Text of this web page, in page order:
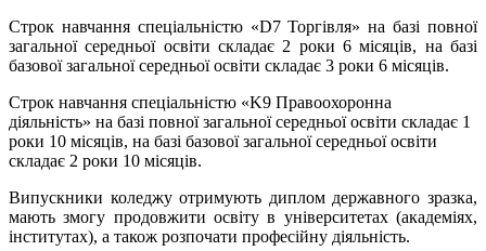
Строк навчання спеціальністю «D7 Торгівля» на базі повної
загальної середньої освіти складає 2 роки 6 місяців, на базі
базової загальної середньої освіти складає 3 роки 6 місяців.
Строк навчання спеціальністю «K9 Правоохоронна
діяльність» на базі повної загальної середньої освіти складає 1
роки 10 місяців, на базі базової загальної середньої освіти
складає 2 роки 10 місяців.
Випускники коледжу отримують диплом державного зразка,
мають змогу продовжити освіту в університетах (академіях,
інститутах), а також розпочати професійну діяльність.